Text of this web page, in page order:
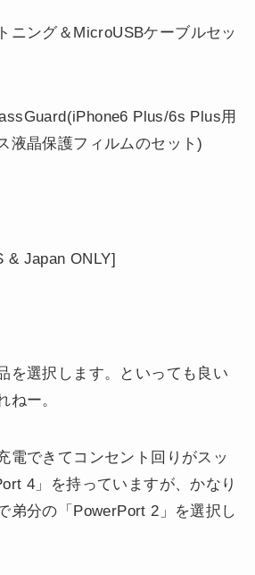
ニング＆MicroUSBケーブルセッ
Plus/6s Plus用
液晶保護フィルムのセット)
& Japan ONLY]
を選択します。といっても良い
ねー。
電できてコンセント回りがスッ
4」を持っていますが、かなり
弟分の「PowerPort 2」を選択し